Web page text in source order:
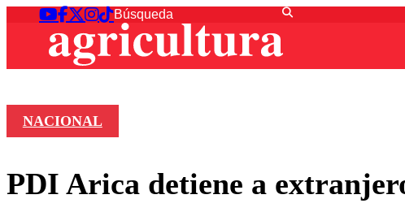
NACIONAL
PDI Arica detiene a